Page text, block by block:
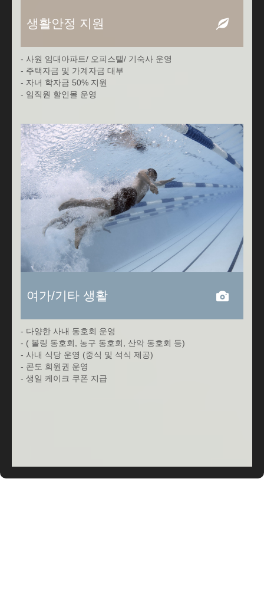
생활안정 지원
- 사원 임대아파트/ 오피스텔/ 기숙사 운영
- 주택자금 및 가계자금 대부
- 자녀 학자금 50% 지원
- 임직원 할인몰 운영
여가/기타 생활
- 다양한 사내 동호회 운영
- ( 볼링 동호회, 농구 동호회, 산악 동호회 등)
- 사내 식당 운영 (중식 및 석식 제공)
- 콘도 회원권 운영
- 생일 케이크 쿠폰 지급